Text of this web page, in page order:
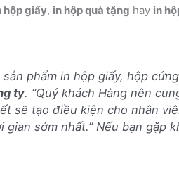
hộp giấy, in hộp quà tặng hay in
phẩm in hộp giấy, hộp
ty. “Quý khách Hàng nên
sẽ tạo điều kiện cho nhân
gian sớm nhất.” Nếu bạn gặp